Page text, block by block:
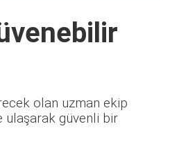
olan uzman ekip
ulaşarak güvenli bir